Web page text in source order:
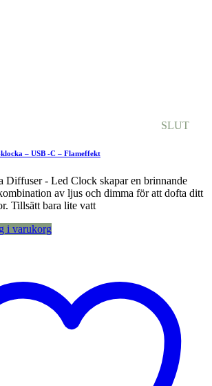
SLUT
– USB -C – Flameffekt
Diffuser - Led Clock skapar en brinnande
av ljus och dimma för att dofta ditt
Tillsätt bara lite vatt
i varukorg